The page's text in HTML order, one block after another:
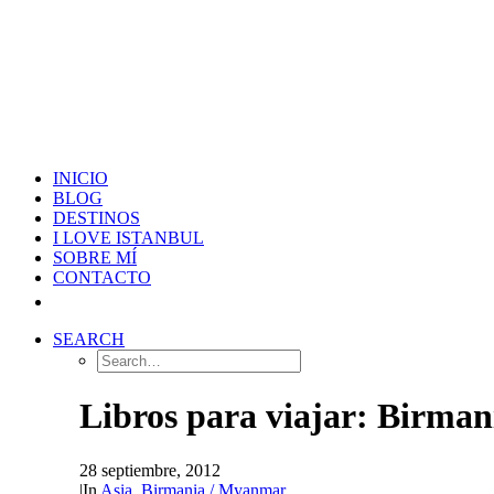
INICIO
BLOG
DESTINOS
I LOVE ISTANBUL
SOBRE MÍ
CONTACTO
SEARCH
Libros para viajar:
28 septiembre, 2012
|In Asia Birmania / Myanmar